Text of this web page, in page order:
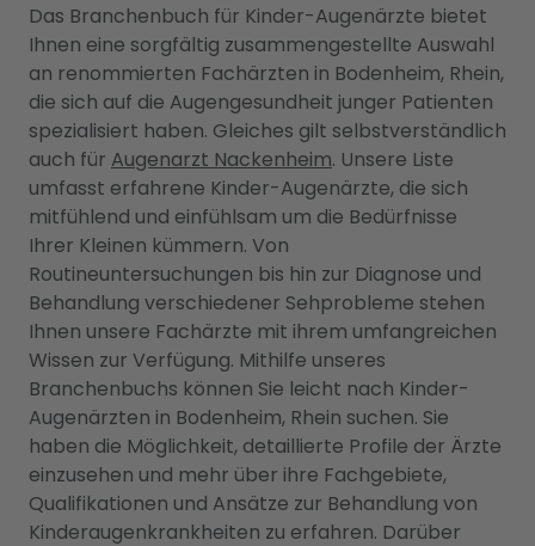
Das Branchenbuch für Kinder-Augenärzte bietet
Ihnen eine sorgfältig zusammengestellte Auswahl
an renommierten Fachärzten in Bodenheim, Rhein,
die sich auf die Augengesundheit junger Patienten
spezialisiert haben. Gleiches gilt selbstverständlich
auch für Augenarzt Nackenheim. Unsere Liste
umfasst erfahrene Kinder-Augenärzte, die sich
mitfühlend und einfühlsam um die Bedürfnisse
Ihrer Kleinen kümmern. Von
Routineuntersuchungen bis hin zur Diagnose und
Behandlung verschiedener Sehprobleme stehen
Ihnen unsere Fachärzte mit ihrem umfangreichen
Wissen zur Verfügung. Mithilfe unseres
Branchenbuchs können Sie leicht nach Kinder-
Augenärzten in Bodenheim, Rhein suchen. Sie
haben die Möglichkeit, detaillierte Profile der Ärzte
einzusehen und mehr über ihre Fachgebiete,
Qualifikationen und Ansätze zur Behandlung von
Kinderaugenkrankheiten zu erfahren. Darüber